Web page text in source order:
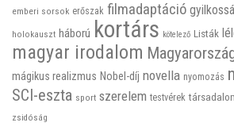
emberi sorsok erőszak filmadaptáció
holokauszt háború kortárs kötelező Listák
magyar irodalom
mágikus realizmus Nobel-díj novella nyomozás
SCI-eszta sport szerelem testvérek
zsidóság